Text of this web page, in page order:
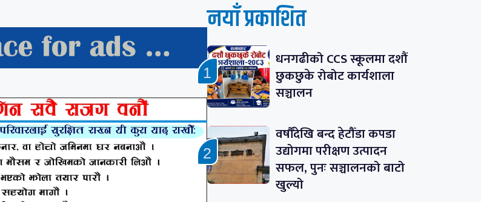
नयाँ प्रकाशित
धनगढीको CCS स्कूलमा दशौं
छुकछुके रोबोट कार्यशाला
सञ्चालन
वर्षौँदेखि बन्द हेटौँडा कपडा
उद्योगमा परीक्षण उत्पादन
सफल, पुनः सञ्चालनको बाटो
खुल्यो